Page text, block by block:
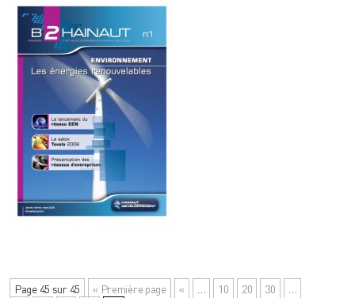
Page 45 sur 45 « Première page « 10 20 30